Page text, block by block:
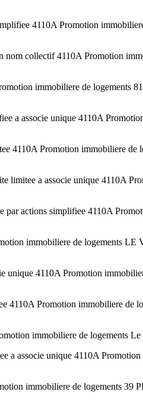
4110A Promotion
collectif 4110A Promotion
immobiliere de
a associe unique 4110A
4110A Promotion immobiliere
limitee a associe unique
actions simplifiee 4110A
immobiliere de logements
unique 4110A Promotion
4110A Promotion immobiliere
immobiliere de
a associe unique 4110A
immobiliere de logements